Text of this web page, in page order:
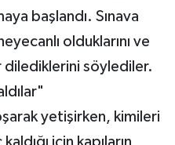
başlandı. Sınava
olduklarını ve
dilediklerini söylediler.
yetişirken, kimileri
için kapıların